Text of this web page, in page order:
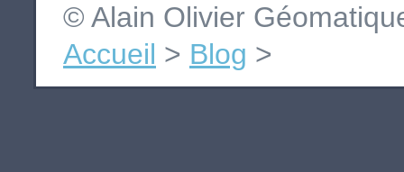
© Alain Olivier
Accueil > Blog >